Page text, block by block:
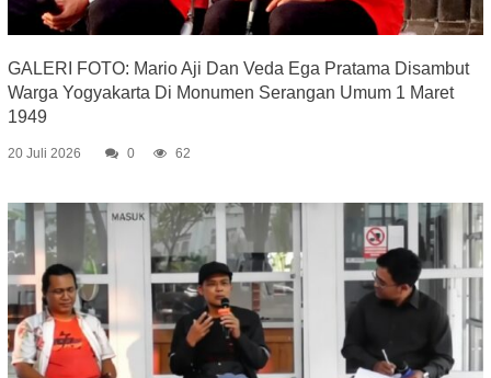
GALERI FOTO: Mario Aji Dan Veda Ega Pratama Disambut
Warga Yogyakarta Di Monumen Serangan Umum 1 Maret
1949
20 Juli 2026 0 62